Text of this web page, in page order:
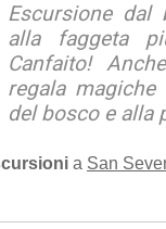
Escursione
alla faggeta
Canfaito!
regala
del bosco e alla
a San